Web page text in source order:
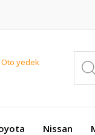
Nissan